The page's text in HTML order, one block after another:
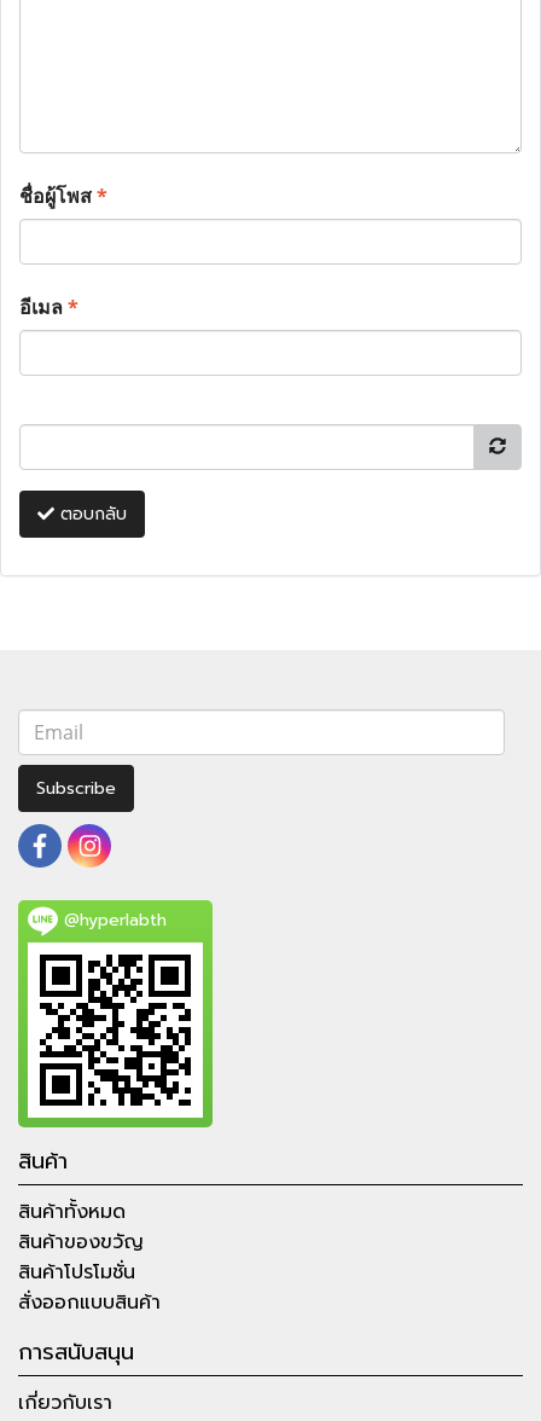
ชื่อผู้โพส*
อีเมล*
ตอบกลับ
Subscribe
@hyperlabth
สินค้า
สินค้าทั้งหมด
สินค้าของขวัญ
สินค้าโปรโมชั่น
สั่งออกแบบสินค้า
การสนับสนุน
เกี่ยวกับเรา